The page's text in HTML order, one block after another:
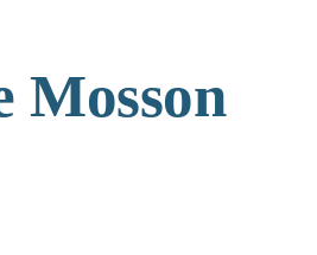
Mosson